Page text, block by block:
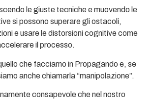
le giuste tecniche e muovendo le
si possono superare gli ostacoli,
e usare le distorsioni cognitive come
il processo.
che facciamo in Propagando e, se
anche chiamarla “manipolazione”.
consapevole che nel nostro